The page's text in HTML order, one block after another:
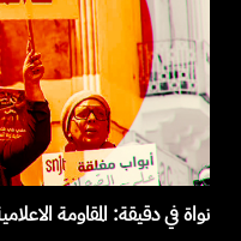
نواة في دقيقة: المقاومة